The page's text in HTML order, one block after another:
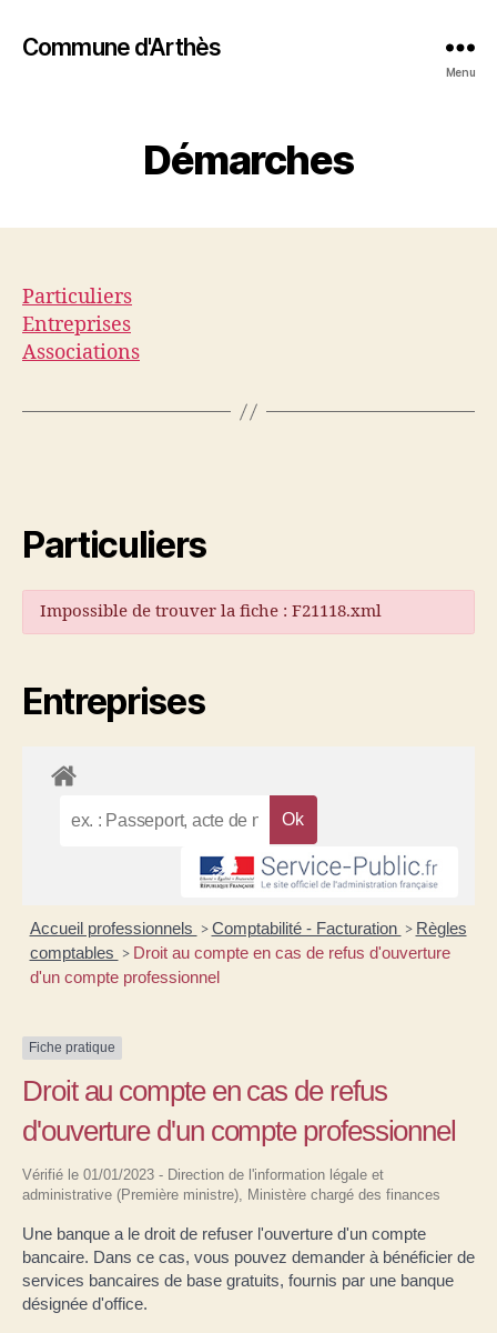
Commune d'Arthès
Menu
Démarches
Particuliers
Entreprises
Associations
Particuliers
Impossible de trouver la fiche : F21118.xml
Entreprises
Accueil professionnels > Comptabilité - Facturation > Règles
comptables > Droit au compte en cas de refus d'ouverture
d'un compte professionnel
Fiche pratique
Droit au compte en cas de refus
d'ouverture d'un compte professionnel
Vérifié le 01/01/2023 - Direction de l'information légale et
administrative (Première ministre), Ministère chargé des finances
Une banque a le droit de refuser l'ouverture d'un compte
bancaire. Dans ce cas, vous pouvez demander à bénéficier de
services bancaires de base gratuits, fournis par une banque
désignée d'office.